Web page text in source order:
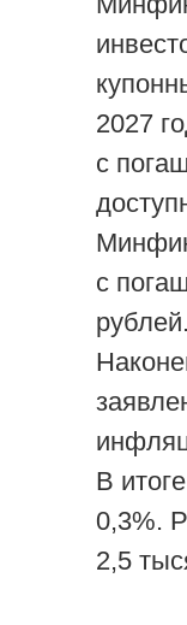
2027
с
с
В
0,3%.
2,5